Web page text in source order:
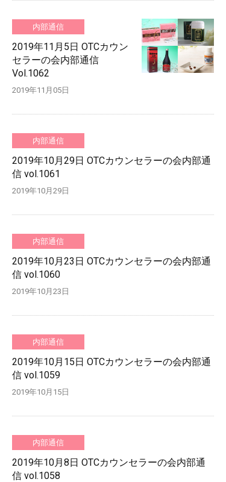
内部通信
2019年11月5日 OTCカウン
セラーの会内部通信
Vol.1062
2019年11月05日
内部通信
2019年10月29日 OTCカウンセラーの会内部通
信 vol.1061
2019年10月29日
内部通信
2019年10月23日 OTCカウンセラーの会内部通
信 vol.1060
2019年10月23日
内部通信
2019年10月15日 OTCカウンセラーの会内部通
信 vol.1059
2019年10月15日
内部通信
2019年10月8日 OTCカウンセラーの会内部通
信 vol.1058